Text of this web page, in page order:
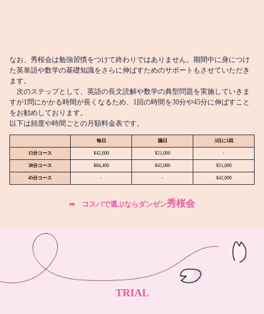
なお、秀桜会は勉強習慣をつけて終わりではありません。期間中に身につけ
た英単語や数学の基礎知識をさらに伸ばすためのサポートもさせていただき
ます。
次のステップとして、英語の長文読解や数学の典型問題を実施していきま
すが1問にかかる時間が長くなるため、1回の時間を30分や45分に伸ばすこと
をお勧めしております。
以下は頻度や時間ごとの月額料金表です。
毎日 隔日 3日に1回
15分コース ¥42,000 ¥21,000 -
30分コース ¥84,400 ¥42,000 ¥21,000
45分コース - - ¥42,000
➡︎ コスパで選ぶならダンゼン秀桜会
TRIAL